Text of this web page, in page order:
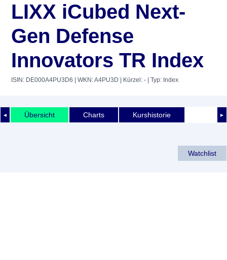
LIXX iCubed Next-
Gen Defense
Innovators TR Index
ISIN: DE000A4PU3D6 | WKN: A4PU3D | Kürzel: - | Typ: Index
◄ ►
Übersicht Charts Kurshistorie
Watchlist